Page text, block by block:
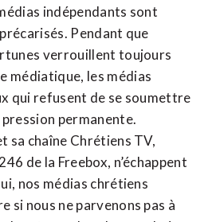
indépendants sont
Pendant que
verrouillent toujours
médiatique, les médias
qui refusent de se soumettre
permanente.
sa chaîne Chrétiens TV,
de la Freebox, n’échappent
nos médias chrétiens
si nous ne parvenons pas à